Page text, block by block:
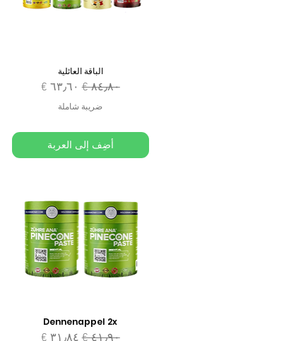
الباقة العائلية
سعر عادي‏٨٤٫٨٠ € سعر البيع
ضريبة شاملة
أضِف إلى العربة
Dennenappel 2x
سعر عادي‏٤١٫٩٠ € سعر البيع